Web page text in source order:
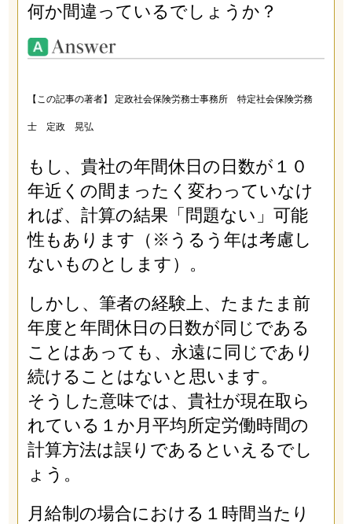
何か間違っているでしょうか？
【この記事の著者】 定政社会保険労務士事務所 特定社会保険労務
士 定政 晃弘
もし、貴社の年間休日の日数が１０
年近くの間まったく変わっていなけ
れば、計算の結果「問題ない」可能
性もあります（※うるう年は考慮し
ないものとします）。
しかし、筆者の経験上、たまたま前
年度と年間休日の日数が同じである
ことはあっても、永遠に同じであり
続けることはないと思います。
そうした意味では、貴社が現在取ら
れている１か月平均所定労働時間の
計算方法は誤りであるといえるでし
ょう。
月給制の場合における１時間当たり